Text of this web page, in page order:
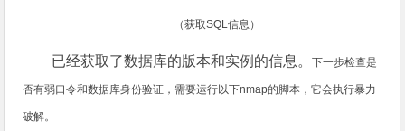
（获取SQL信息）
已经获取了数据库的版本和实例的信息。下一步检查是
否有弱口令和数据库身份验证 ，需要运行以下nmap的脚本，它会执行暴力
破解。